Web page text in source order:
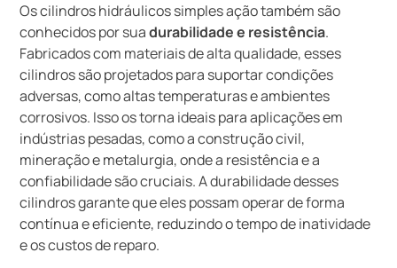
Os cilindros hidráulicos simples ação também são
conhecidos por suadurabilidade e resistência.
Fabricados com materiais de alta qualidade, esses
cilindros são projetados para suportar condições
adversas, como altas temperaturas e ambientes
corrosivos. Isso os torna ideais para aplicações em
indústrias pesadas, como a construção civil,
mineração e metalurgia, onde a resistência e a
confiabilidade são cruciais. A durabilidade desses
cilindros garante que eles possam operar de forma
contínua e eficiente, reduzindo o tempo de inatividade
e os custos de reparo.